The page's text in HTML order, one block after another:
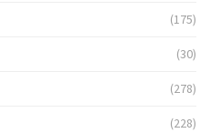
(175)
(30)
(278)
(228)